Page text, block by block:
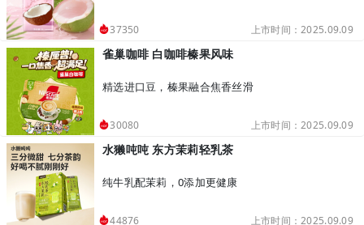
37350 上市时间：2025.09.09
雀巢咖啡 白咖啡榛果风味
精选进口豆，榛果融合焦香丝滑
30080 上市时间：2025.09.09
水獭吨吨 东方茉莉轻乳茶
纯牛乳配茉莉，0添加更健康
44876 上市时间：2025.09.09